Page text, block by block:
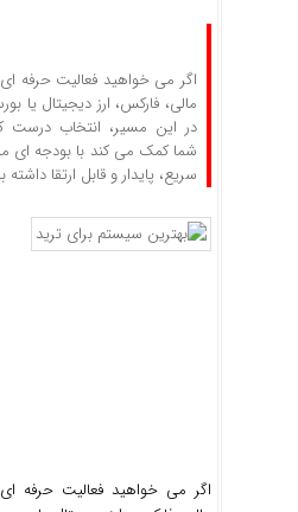
اگر می خواهید فعالیت حرفه ‌ای‌
مالی، فارکس، ارز دیجیتال یا
در این مسیر، انتخاب
شما کمک می کند با بودجه ‌ای
سریع، پایدار و قابل ارتقا داشته
اگر می خواهید فعالیت حرفه ‌ای‌